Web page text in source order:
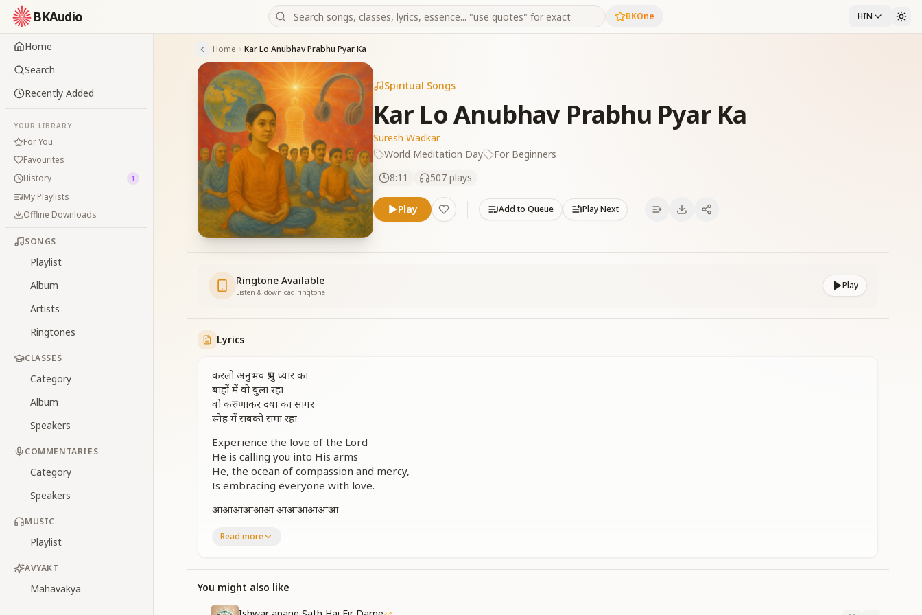
BKAudio BKOne HIN
Home
Search
Recently Added
YOUR LIBRARY
For You
Favourites
History
1
My Playlists
Offline Downloads
SONGS
Playlist
Album
Artists
Ringtones
CLASSES
Category
Album
Speakers
COMMENTARIES
Category
Speakers
MUSIC
Playlist
AVYAKT
Mahavakya
Home Kar Lo Anubhav Prabhu Pyar Ka
Spiritual Songs
Kar Lo Anubhav Prabhu Pyar Ka
Suresh Wadkar
World Meditation Day
For Beginners
8:11
507 plays
Play Add to Queue Play Next
Ringtone Available
Listen & download ringtone
Play
Lyrics
करलो अनुभव प्रभु प्यार का
बाहों में वो बुला रहा
वो करुणाकर दया का सागर
स्नेह में सबको समा रहा
Experience the love of the Lord
He is calling you into His arms
He, the ocean of compassion and mercy,
Is embracing everyone with love.
आआआआआआ आआआआआआ
करलो अनुभव प्रभु प्यार का आआआआआ
Read more
You might also like